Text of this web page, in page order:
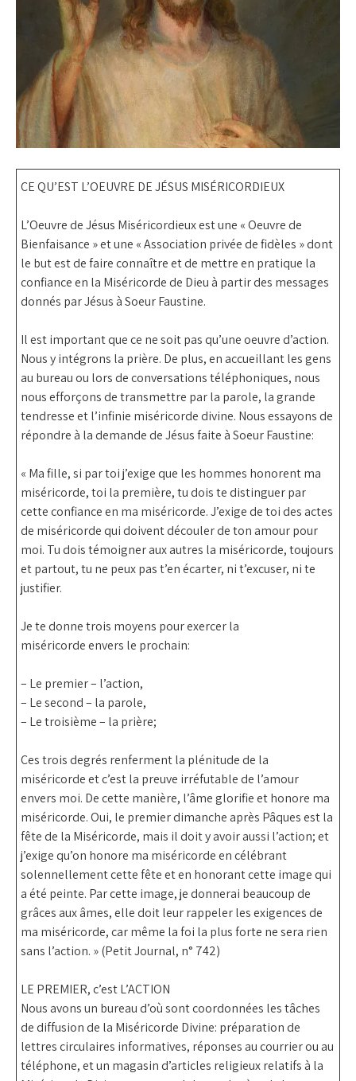
CE QU’EST L’OEUVRE DE JÉSUS MISÉRICORDIEUX
L’Oeuvre de Jésus Miséricordieux est une « Oeuvre de
Bienfaisance » et une « Association privée de fidèles » dont
le but est de faire connaître et de mettre en pratique la
confiance en la Miséricorde de Dieu à partir des messages
donnés par Jésus à Soeur Faustine.
Il est important que ce ne soit pas qu’une oeuvre d’action.
Nous y intégrons la prière. De plus, en accueillant les gens
au bureau ou lors de conversations téléphoniques, nous
nous efforçons de transmettre par la parole, la grande
tendresse et l’infinie miséricorde divine. Nous essayons de
répondre à la demande de Jésus faite à Soeur Faustine:
« Ma fille, si par toi j’exige que les hommes honorent ma
miséricorde, toi la première, tu dois te distinguer par
cette confiance en ma miséricorde. J’exige de toi des actes
de miséricorde qui doivent découler de ton amour pour
moi. Tu dois témoigner aux autres la miséricorde, toujours
et partout, tu ne peux pas t’en écarter, ni t’excuser, ni te
justifier.
Je te donnetrois moyens pour exercer la
miséricordeenvers le prochain:
– Le premier – l’action,
– Le second – la parole,
– Le troisième – la prière;
Ces trois degrés renferment la plénitude de la
miséricorde et c’est la preuve irréfutable de l’amour
envers moi. De cette manière, l’âme glorifie et honore ma
miséricorde. Oui, le premier dimanche après Pâques est la
fête de la Miséricorde, mais il doit y avoir aussi l’action; et
j’exige qu’on honore ma miséricorde encélébrant
solennellement cette fêteet en honorant cette imagequi
a été peinte. Par cette image, je donnerai beaucoup de
grâces aux âmes, elle doit leur rappeler les exigences de
ma miséricorde, car même la foi la plus forte ne sera rien
sans l’action. » (Petit Journal, n° 742)
LE PREMIER, c’est L’ACTION
Nous avons un bureaud’où sont coordonnées les tâches
de diffusion de la Miséricorde Divine: préparation de
lettres circulaires informatives, réponses au courrier ou au
téléphone, et un magasind’articles religieux relatifs à la